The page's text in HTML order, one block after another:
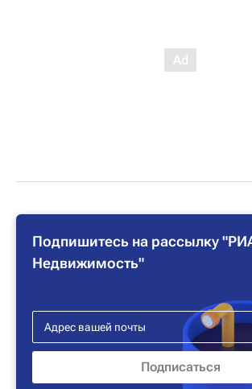
Подпишитесь на рассылку
Недвижимость"